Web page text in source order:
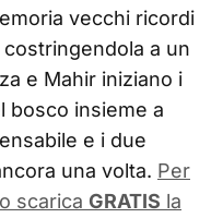
vecchi ricordi
a un
e Mahir iniziano i
bosco insieme a
e i due
una volta. Per
scarica GRATIS la